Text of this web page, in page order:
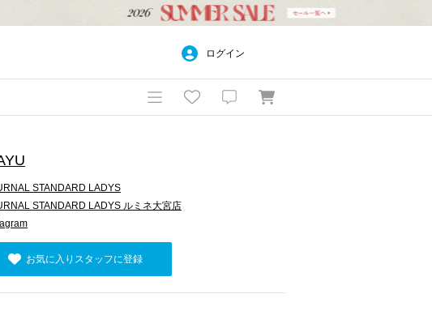
ログイン
STANDARD LADYS
STANDARD LADYS ルミネ大宮店
お気に入りスタッフに登録